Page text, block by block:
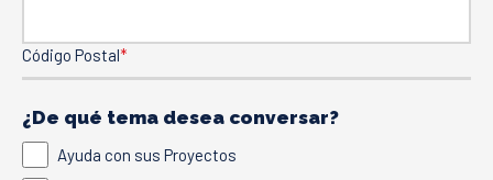
Código Postal*
¿De qué tema desea conversar?
Ayuda con sus Proyectos